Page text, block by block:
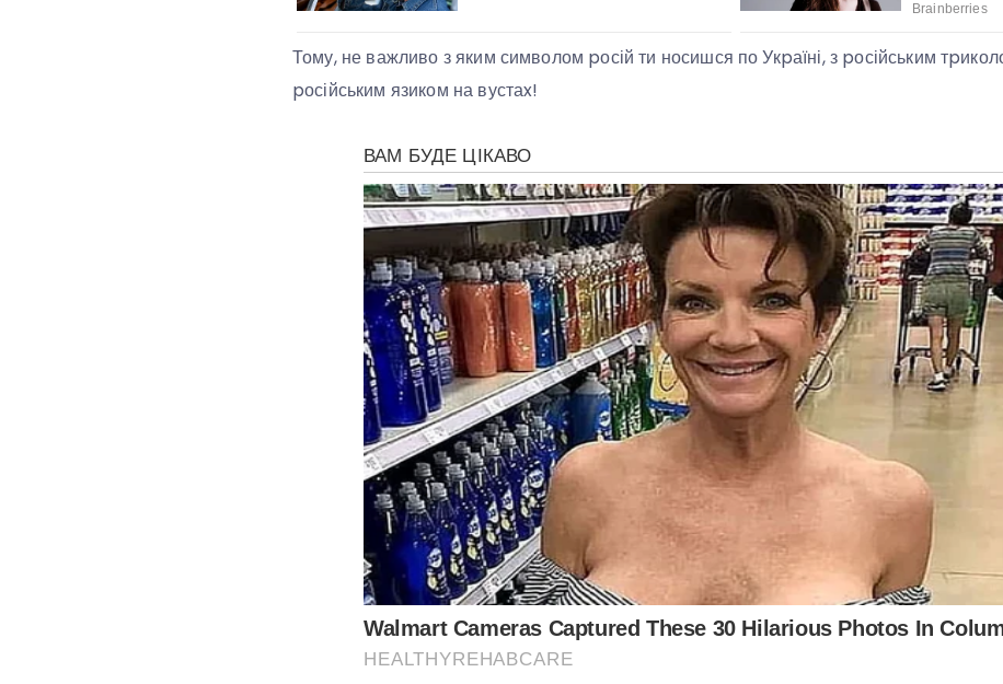
Тому, не важливо з яким символом pосій ти носишся по Укpаїні, з pосійським
pосійським язиком на вустаx!